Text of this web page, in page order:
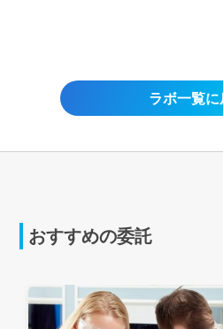
ラボ一覧に
おすすめの委託